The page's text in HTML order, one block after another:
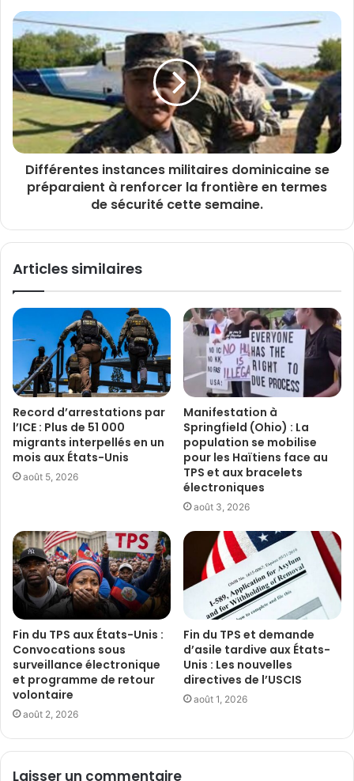
Différentes instances militaires dominicaine se
préparaient à renforcer la frontière en termes
de sécurité cette semaine.
Articles similaires
Record d’arrestations par
l’ICE : Plus de 51 000
migrants interpellés en un
mois aux États-Unis
août 5, 2026
Manifestation à
Springfield (Ohio) : La
population se mobilise
pour les Haïtiens face au
TPS et aux bracelets
électroniques
août 3, 2026
Fin du TPS aux États-Unis :
Convocations sous
surveillance électronique
et programme de retour
volontaire
août 2, 2026
Fin du TPS et demande
d’asile tardive aux États-
Unis : Les nouvelles
directives de l’USCIS
août 1, 2026
Laisser un commentaire